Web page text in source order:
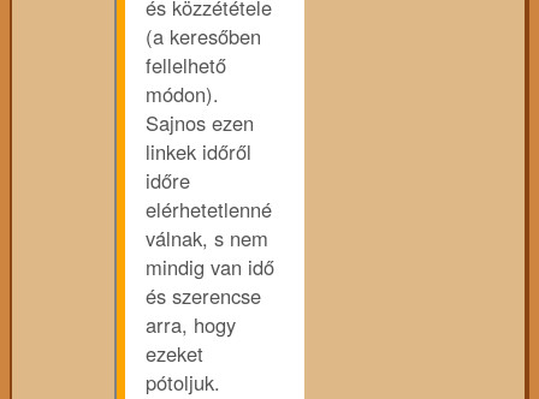
és közzététele
(a keresőben
fellelhető
módon).
Sajnos ezen
linkek időről
időre
elérhetetlenné
válnak, s nem
mindig van idő
és szerencse
arra, hogy
ezeket
pótoljuk.